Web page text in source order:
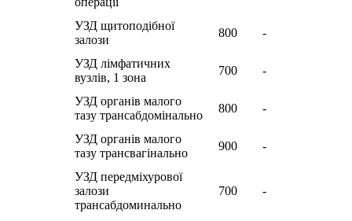
УЗД щитоподiбної
залози
800 -
УЗД лімфатичних
вузлів, 1 зона
700 -
УЗД органів малого
тазу трансабдомінально
800 -
УЗД органів малого
тазу трансвагінально
900 -
УЗД передміхурової
залози
трансабдоминально
700 -